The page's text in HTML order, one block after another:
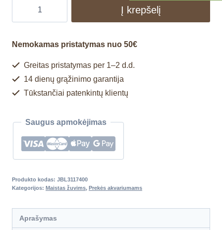
Į krepšelį
Nemokamas pristatymas nuo 50€
Greitas pristatymas per 1–2 d.d.
14 dienų grąžinimo garantija
Tūkstančiai patenkintų klientų
Saugus apmokėjimas
Produkto kodas: JBL3117400
Kategorijos: Maistas žuvims, Prekės akvariumams
Aprašymas